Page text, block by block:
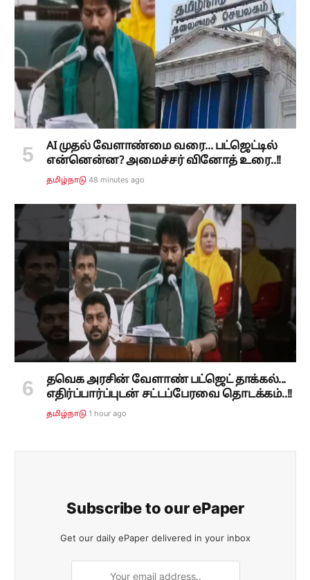
AI முதல் வேளாண்மை வரை... பட்ஜெட்டில்
என்னென்ன? அமைச்சர் வினோத் உரை..!!
தமிழ்நாடு 49 minutes ago
தவெக அரசின் வேளாண் பட்ஜெட் தாக்கல்...
எதிர்ப்பார்ப்புடன் சட்டப்பேரவை தொடக்கம்..!!
தமிழ்நாடு 1 hour ago
Subscribe to our ePaper
Get our daily ePaper delivered in your inbox